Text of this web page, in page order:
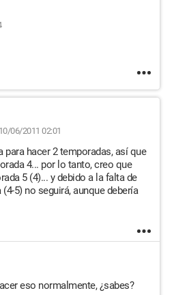
06/2011 02:01
para hacer 2 temporadas, así que
4... por lo tanto, creo que
5 (4)... y debido a la falta de
5) no seguirá, aunque debería
eso normalmente, ¿sabes?